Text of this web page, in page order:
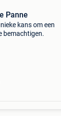
Panne
kans om een
bemachtigen.